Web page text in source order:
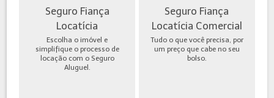
Seguro Fiança
Locatícia
Escolha o imóvel e
simplifique o processo de
locação com o Seguro
Aluguel.
Seguro Fiança
Locatícia Comercial
Tudo o que você precisa, por
um preço que cabe no seu
bolso.